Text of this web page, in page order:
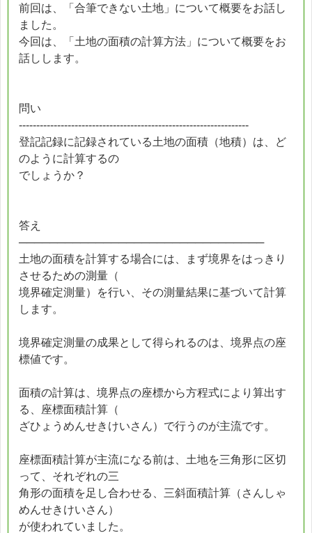
前回は、「合筆できない土地」について概要をお話し
ました。
今回は、「土地の面積の計算方法」について概要をお
話しします。
問い
------------------------------------------------------------------
登記記録に記録されている土地の面積（地積）は、ど
のように計算するの
でしょうか？
答え
────────────────────────────────
土地の面積を計算する場合には、まず境界をはっきり
させるための測量（
境界確定測量）を行い、その測量結果に基づいて計算
します。
境界確定測量の成果として得られるのは、境界点の座
標値です。
面積の計算は、境界点の座標から方程式により算出す
る、座標面積計算（
ざひょうめんせきけいさん）で行うのが主流です。
座標面積計算が主流になる前は、土地を三角形に区切
って、それぞれの三
角形の面積を足し合わせる、三斜面積計算（さんしゃ
めんせきけいさん）
が使われていました。